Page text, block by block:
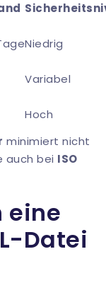
Niedrig
Variabel
Hoch
minimiert nicht
auch bei ISO
eine
Datei